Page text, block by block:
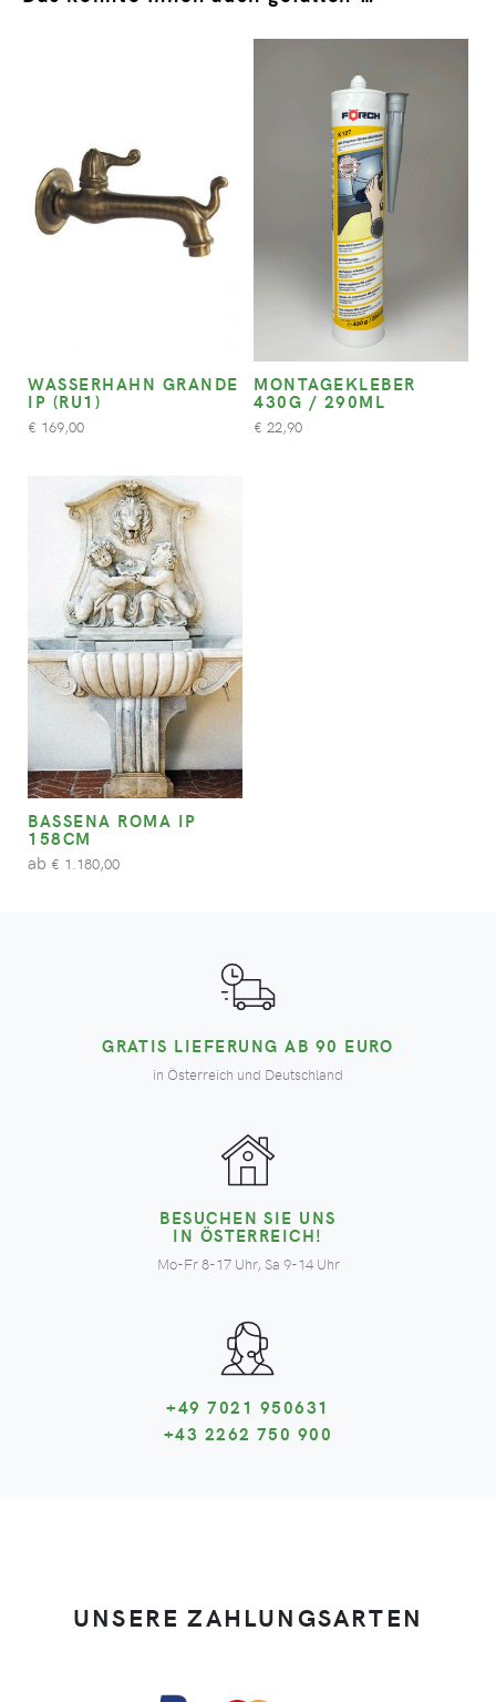
WASSERHAHN GRANDE
IP (RU1)
€ 169,00
MONTAGEKLEBER
430G / 290ML
€ 22,90
BASSENA ROMA IP
158CM
ab € 1.180,00
GRATIS LIEFERUNG AB 90 EURO
in Österreich und Deutschland
BESUCHEN SIE UNS
IN ÖSTERREICH!
Mo-Fr 8-17 Uhr, Sa 9-14 Uhr
+49 7021 950631
+43 2262 750 900
UNSERE ZAHLUNGSARTEN